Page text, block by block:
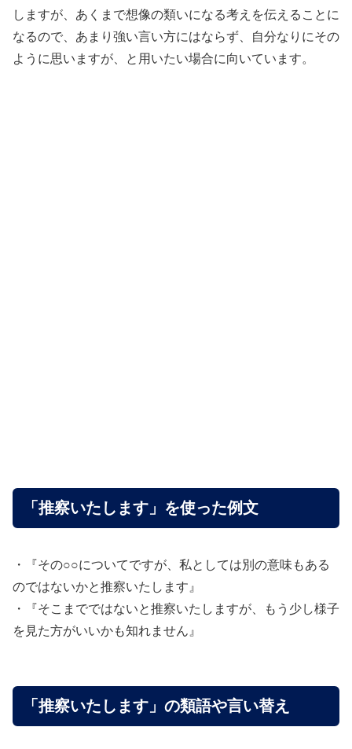
しますが、あくまで想像の類いになる考えを伝えることに
なるので、あまり強い言い方にはならず、自分なりにその
ように思いますが、と用いたい場合に向いています。
「推察いたします」を使った例文
・『その○○についてですが、私としては別の意味もある
のではないかと推察いたします』
・『そこまでではないと推察いたしますが、もう少し様子
を見た方がいいかも知れません』
「推察いたします」の類語や言い替え